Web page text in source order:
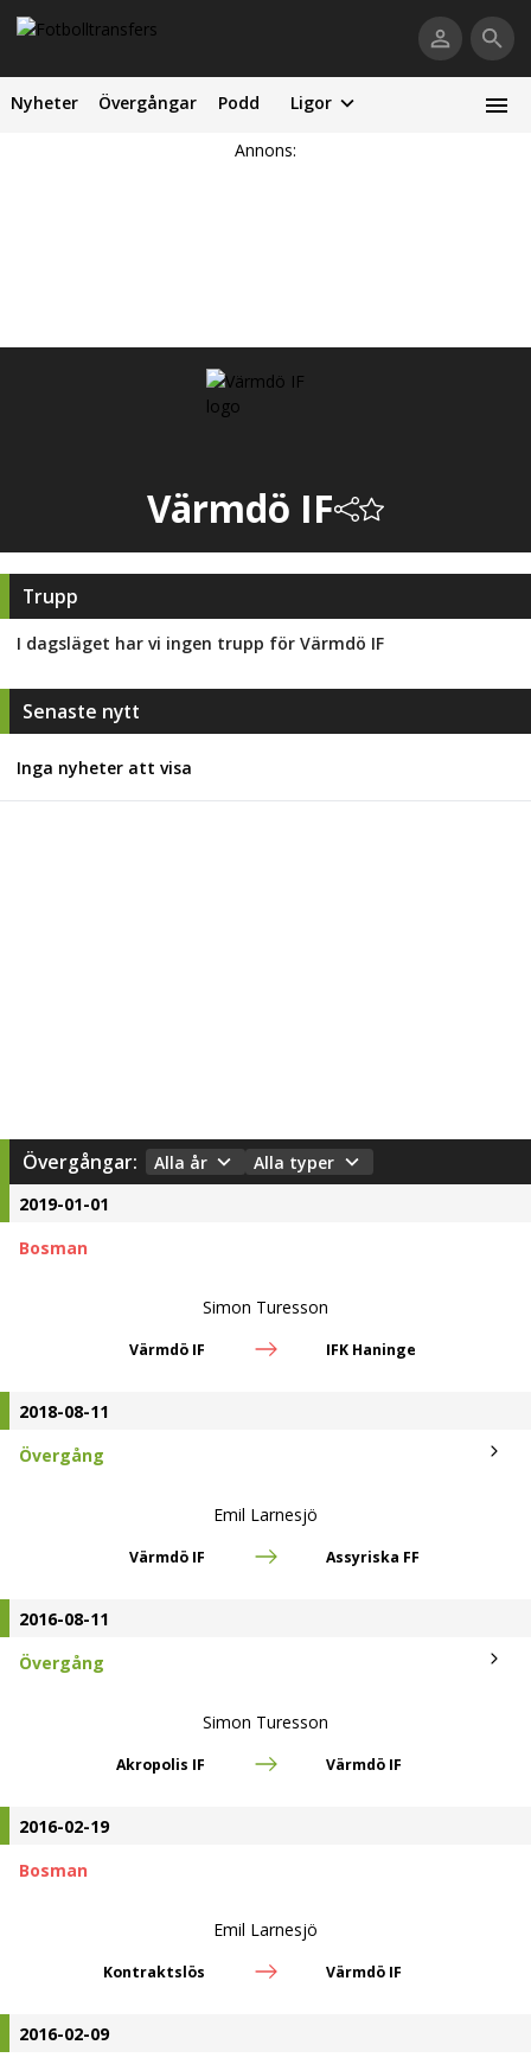
Nyheter Övergångar Podd Ligor
Annons:
Värmdö IF
Trupp
I dagsläget har vi ingen trupp för Värmdö IF
Senaste nytt
Inga nyheter att visa
Övergångar: Alla år
Alla typer
2019-01-01
Bosman
Simon Turesson
Värmdö IF IFK Haninge
2018-08-11
Övergång
Emil Larnesjö
Värmdö IF Assyriska FF
2016-08-11
Övergång
Simon Turesson
Akropolis IF Värmdö IF
2016-02-19
Bosman
Emil Larnesjö
Kontraktslös Värmdö IF
2016-02-09